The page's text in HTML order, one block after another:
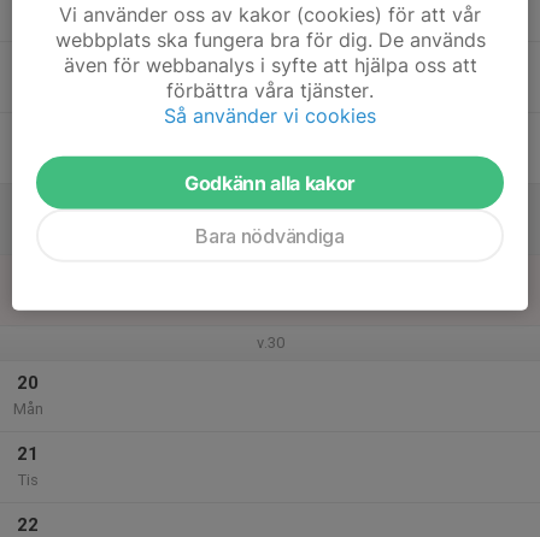
v.30
20
Mån
21
Tis
22
Vi använder oss av kakor (cookies) för att vår
webbplats ska fungera bra för dig. De används
även för webbanalys i syfte att hjälpa oss att
förbättra våra tjänster.
Så använder vi cookies
Godkänn alla kakor
Bara nödvändiga